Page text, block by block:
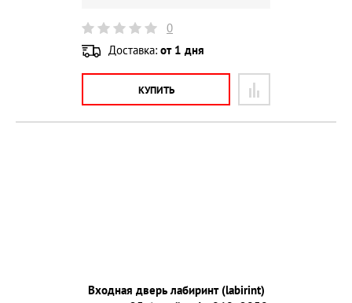
0
Доставка: от 1 дня
КУПИТЬ
Входная дверь лабиринт (labirint)